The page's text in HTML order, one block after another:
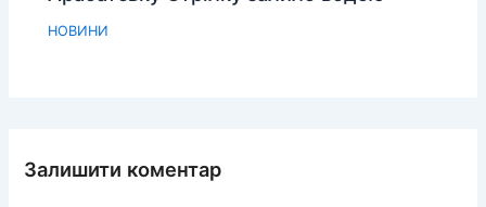
НОВИНИ
Залишити коментар